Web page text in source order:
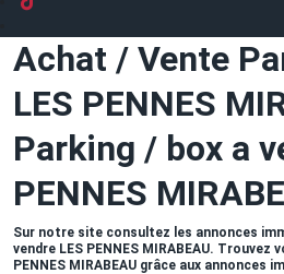
Achat / Vente
LES PENNES
Parking / box a
PENNES
Sur notre site consultez les annonces
vendre LES PENNES MIRABEAU. Trouvez
PENNES MIRABEAU grâce aux annonces